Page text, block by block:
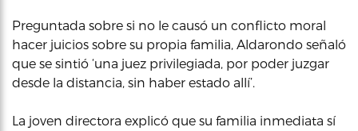
Preguntada sobre si no le causó un conflicto moral
hacer juicios sobre su propia familia, Aldarondo señaló
que se sintió ‘una juez privilegiada, por poder juzgar
desde la distancia, sin haber estado allí’.
La joven directora explicó que su familia inmediata sí